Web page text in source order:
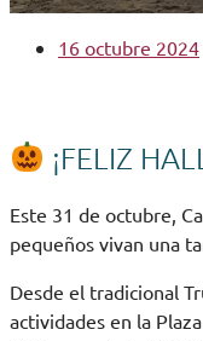
16 octubre 2024
¡FELIZ
Este 31 de octubre,
pequeños vivan una
Desde el tradicional
actividades en la